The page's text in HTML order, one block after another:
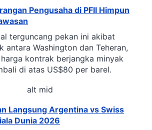
Pengusaha di PFII Himpun
terguncang pekan ini akibat
antara Washington dan Teheran,
kontrak berjangka minyak
di atas US$80 per barel.
alt mid
Langsung Argentina vs Swiss
Dunia 2026